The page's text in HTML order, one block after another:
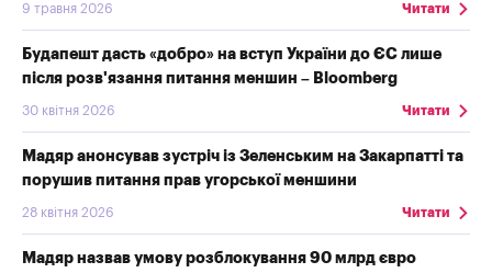
9 травня 2026 Читати
Будапешт дасть «добро» на вступ України до ЄС лише
після розв'язання питання меншин – Bloomberg
30 квітня 2026 Читати
Мадяр анонсував зустріч із Зеленським на Закарпатті та
порушив питання прав угорської меншини
28 квітня 2026 Читати
Мадяр назвав умову розблокування 90 млрд євро